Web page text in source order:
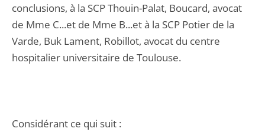
conclusions, à la SCP Thouin-Palat, Boucard, avocat
de Mme C...et de Mme B...et à la SCP Potier de la
Varde, Buk Lament, Robillot, avocat du centre
hospitalier universitaire de Toulouse.
Considérant ce qui suit :